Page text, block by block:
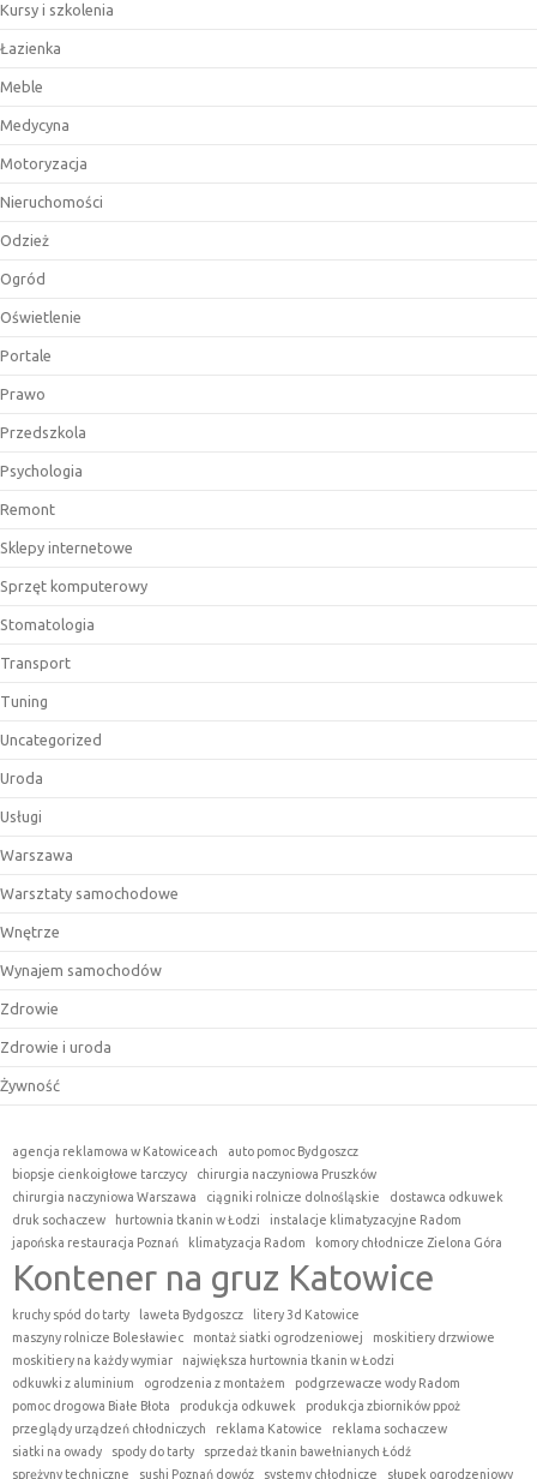
Kursy i szkolenia
Łazienka
Meble
Medycyna
Motoryzacja
Nieruchomości
Odzież
Ogród
Oświetlenie
Portale
Prawo
Przedszkola
Psychologia
Remont
Sklepy internetowe
Sprzęt komputerowy
Stomatologia
Transport
Tuning
Uncategorized
Uroda
Usługi
Warszawa
Warsztaty samochodowe
Wnętrze
Wynajem samochodów
Zdrowie
Zdrowie i uroda
Żywność
agencja reklamowa w Katowiceach
auto pomoc Bydgoszcz
biopsje cienkoigłowe tarczycy
chirurgia naczyniowa Pruszków
chirurgia naczyniowa Warszawa
ciągniki rolnicze dolnośląskie
dostawca odkuwek
druk sochaczew
hurtownia tkanin w Łodzi
instalacje klimatyzacyjne Radom
japońska restauracja Poznań
klimatyzacja Radom komory chłodnicze Zielona Góra
Kontener na gruz Katowice
kruchy spód do tarty laweta Bydgoszcz
litery 3d Katowice
maszyny rolnicze Bolesławiec
montaż siatki ogrodzeniowej
moskitiery drzwiowe
moskitiery na każdy wymiar
największa hurtownia tkanin w Łodzi
odkuwki z aluminium
ogrodzenia z montażem
podgrzewacze wody Radom
pomoc drogowa Białe Błota
produkcja odkuwek
produkcja zbiorników ppoż
przeglądy urządzeń chłodniczych
reklama Katowice
reklama sochaczew
siatki na owady
spody do tarty
sprzedaż tkanin bawełnianych Łódź
sprężyny techniczne
sushi Poznań dowóz systemy chłodnicze słupek ogrodzeniowy